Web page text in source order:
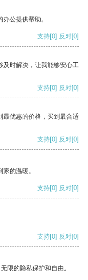
公提供帮助。
支持[0] 反对[0]
及时解决，让我能够安心工
支持[0] 反对[0]
最优惠的价格，买到最合适
支持[0] 反对[0]
的温暖。
支持[0] 反对[0]
支持[0] 反对[0]
限的隐私保护和自由。